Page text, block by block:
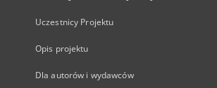
Uczestnicy Projektu
Opis projektu
Dla autorów i wydawców